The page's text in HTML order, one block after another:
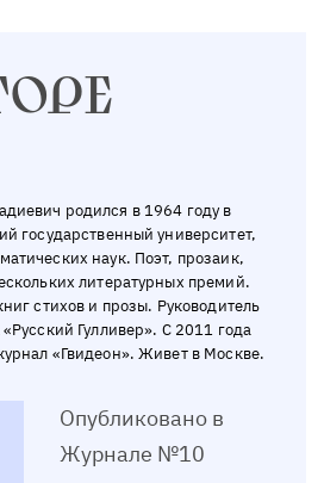
родился в 1964 году в
государственный университет,
наук. Поэт, прозаик,
литературных премий.
стихов и прозы. Руководитель
Гулливер». С 2011 года
«Гвидеон». Живет в Москве.
Опубликовано в
Журнале №10